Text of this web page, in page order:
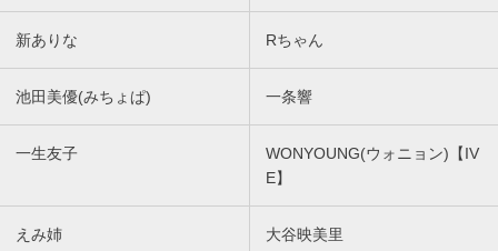
新ありな Rちゃん
池田美優(みちょぱ) 一条響
一生友子
WONYOUNG(ウォニョン)【IV
E】
えみ姉 大谷映美里